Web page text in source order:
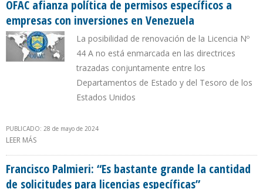
OFAC afianza política de permisos específicos a
empresas con inversiones en Venezuela
La posibilidad de renovación de la Licencia Nº
44 A no está enmarcada en las directrices
trazadas conjuntamente entre los
Departamentos de Estado y del Tesoro de los
Estados Unidos
PUBLICADO: 28 de mayo de 2024
LEER MÁS
Francisco Palmieri: “Es bastante grande la cantidad
de solicitudes para licencias específicas”